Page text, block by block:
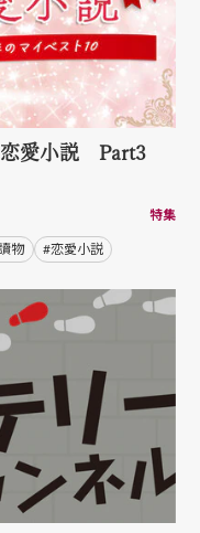
愛小説 Part3
特集
物 #恋愛小説